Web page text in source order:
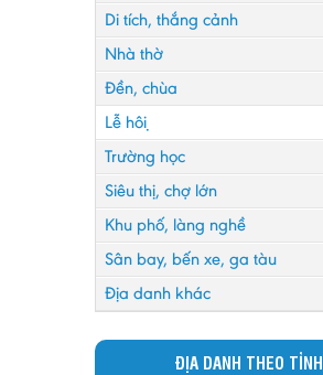
Di tích, thắng cảnh
Nhà thờ
Đền, chùa
Lễ hội
Trường học
Siêu thị, chợ lớn
Khu phố, làng nghề
Sân bay, bến xe, ga tàu
Địa danh khác
ĐỊA DANH THEO TỈNH